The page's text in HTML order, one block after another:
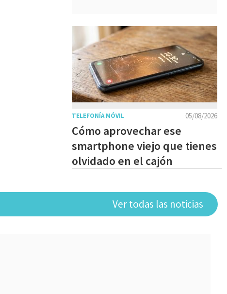
05/08/2026
TELEFONÍA MÓVIL
Cómo aprovechar ese
smartphone viejo que tienes
olvidado en el cajón
Ver todas las noticias